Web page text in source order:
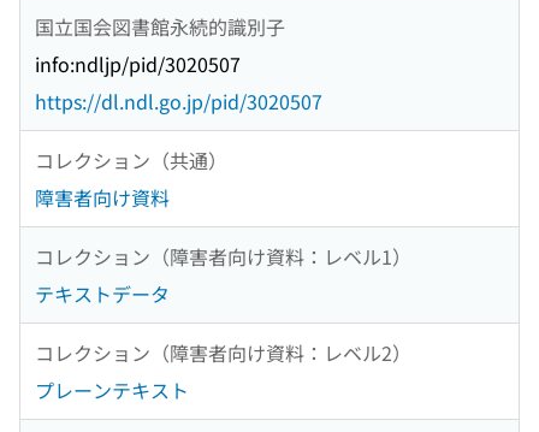
国立国会図書館永続的識別子
info:ndljp/pid/3020507
https://dl.ndl.go.jp/pid/3020507
コレクション（共通）
障害者向け資料
コレクション（障害者向け資料：レベル1）
テキストデータ
コレクション（障害者向け資料：レベル2）
プレーンテキスト